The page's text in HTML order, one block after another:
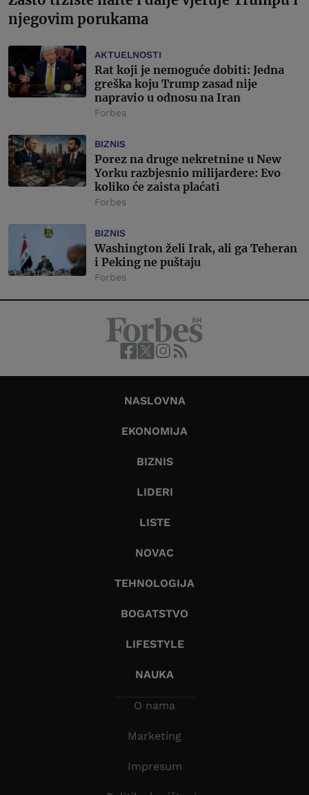
njegovim porukama
AKTUELNOSTI
Rat koji je nemoguće dobiti: Jedna
greška koju Trump zasad nije
napravio u odnosu na Iran
Forbes
BIZNIS
Porez na druge nekretnine u New
Yorku razbjesnio milijardere: Evo
koliko će zaista plaćati
Forbes
BIZNIS
Washington želi Irak, ali ga Teheran
i Peking ne puštaju
Forbes
NASLOVNA
EKONOMIJA
BIZNIS
LIDERI
LISTE
NOVAC
TEHNOLOGIJA
BOGATSTVO
LIFESTYLE
NAUKA
O nama
Marketing
Impresum